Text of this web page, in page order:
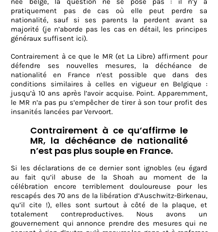
pratiquement pas de cas où elle peut perdre sa
nationalité, sauf si ses parents la perdent avant sa
majorité (je n’aborde pas les cas en détail, les principes
généraux suffisent ici).
Contrairement à ce que le MR (et La Libre) affirment pour
défendre ses nouvelles mesures, la déchéance de
nationalité en France n’est possible que dans des
conditions similaires à celles en vigueur en Belgique :
jusqu’à 10 ans après l’avoir acquise. Point. Apparemment,
le MR n’a pas pu s’empêcher de tirer à son tour profit des
insanités lancées par Vervoort.
Contrairement à ce qu’affirme le
MR, la déchéance de nationalité
n’est pas plus souple en France.
Si les déclarations de ce dernier sont ignobles (eu égard
au fait qu’il abuse de la Shoah au moment de la
célébration encore terriblement douloureuse pour les
rescapés des 70 ans de la libération d’Auschwitz-Birkenau,
qu’il cite !), elles sont surtout à côté de la plaque, et
totalement contreproductives. Nous avons un
gouvernement qui annonce prendre des mesures qui ne